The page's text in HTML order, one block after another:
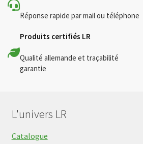
Réponse rapide par mail ou téléphone
Produits certifiés LR
Qualité allemande et traçabilité
garantie
L'univers LR
Catalogue